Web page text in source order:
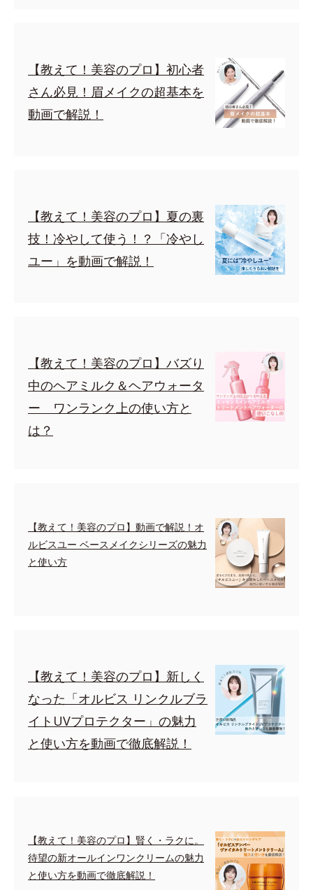
【教えて！美容のプロ】初心者
さん必見！眉メイクの超基本を
動画で解説！
【教えて！美容のプロ】夏の裏
技！冷やして使う！？「冷やし
ユー」を動画で解説！
【教えて！美容のプロ】バズり
中のヘアミルク＆ヘアウォータ
ー ワンランク上の使い方と
は？
【教えて！美容のプロ】動画で解説！オ
ルビスユー ベースメイクシリーズの魅力
と使い方
【教えて！美容のプロ】新しく
なった「オルビス リンクルブラ
イトUVプロテクター」の魅力
と使い方を動画で徹底解説！
【教えて！美容のプロ】賢く・ラクに。
待望の新オールインワンクリームの魅力
と使い方を動画で徹底解説！